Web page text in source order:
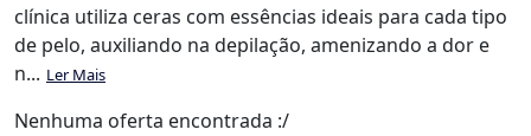
clínica utiliza ceras com essências ideais para cada tipo
de pelo, auxiliando na depilação, amenizando a dor e
n... Ler Mais
Nenhuma oferta encontrada :/